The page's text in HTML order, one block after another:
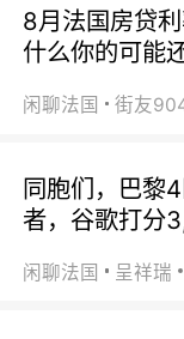
8月法国房贷
什么你的可能
闲聊法国
同胞们，巴黎
者，谷歌打分
闲聊法国 呈祥瑞